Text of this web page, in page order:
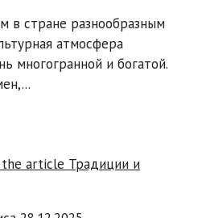
в стране разнообразным
атмосфера
многогранной и богатой.